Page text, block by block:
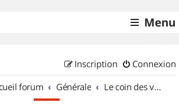
Menu
Connexion
Inscription
forum Générale Le coin des vidéastes